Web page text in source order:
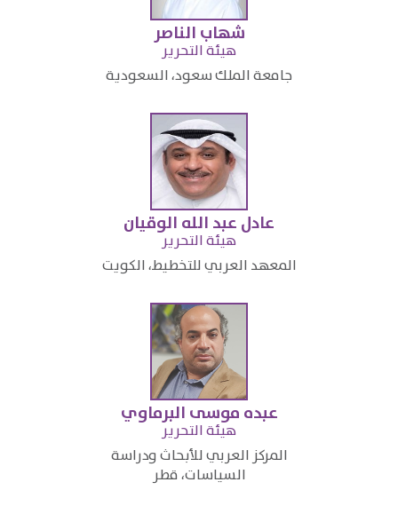
شهاب الناصر
​هيئة التحرير
​جامعة الملك سعود، السعودية​
عادل عبد الله الوقيان
​هيئة التحرير
​المعهد العربي للتخطيط، الكويت​
عبده موسى البرماوي
​هيئة التحرير
​المركز العربي للأبحاث ودراسة
السياسات، قطر​